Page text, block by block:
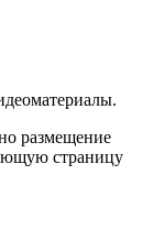
размещение
страницу